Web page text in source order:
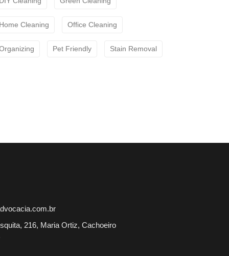
Home Cleaning Office Cleaning
Pet Friendly Stain Removal
216, Maria Ortiz, Cachoeiro